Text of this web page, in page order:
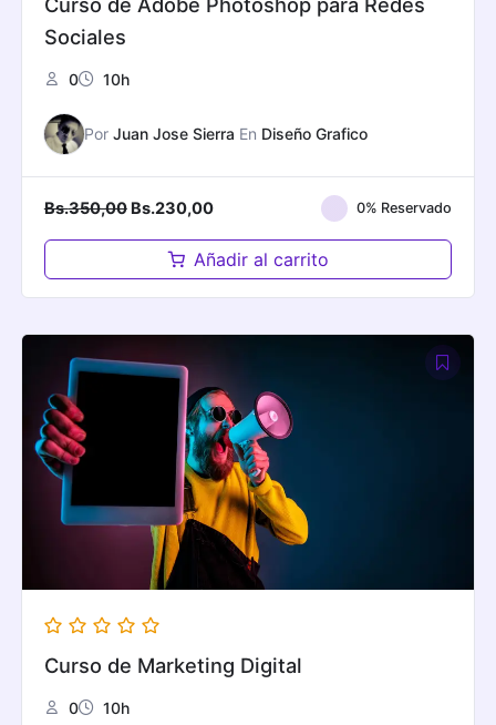
Curso de Adobe Photoshop para Redes
Sociales
0 10h
Por Juan Jose Sierra En Diseño Grafico
Bs.350,00 Original
Bs.350,00.
Bs.230,00Current
is:
Bs.230,00.
0% Reservado
Añadir al carrito
Curso de Marketing Digital
0 10h